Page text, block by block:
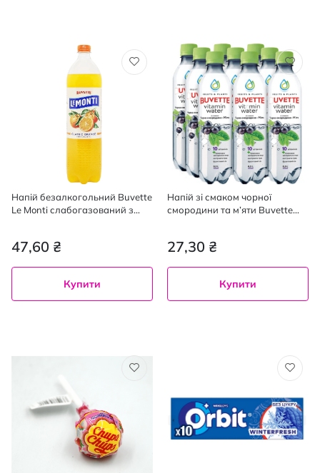
Напій безалкогольний Buvette
Le Monti слабогазований з
47,60 ₴
Купити
Напій зі смаком чорної
смородини та м’яти Buvette
27,30 ₴
Купити